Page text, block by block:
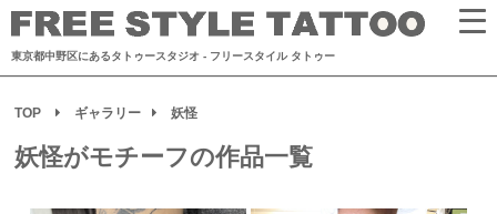
東京都中野区にあるタトゥースタジオ - フリースタイル タトゥー
TOP ギャラリー 妖怪
妖怪がモチーフの作品一覧